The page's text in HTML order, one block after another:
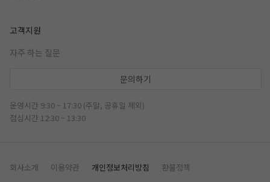
고객지원
자주 하는 질문
문의하기
운영시간 9:30 ~ 17:30 (주말, 공휴일 제외)
점심시간 12:30 ~ 13:30
회사소개 이용약관 개인정보처리방침
환불정책